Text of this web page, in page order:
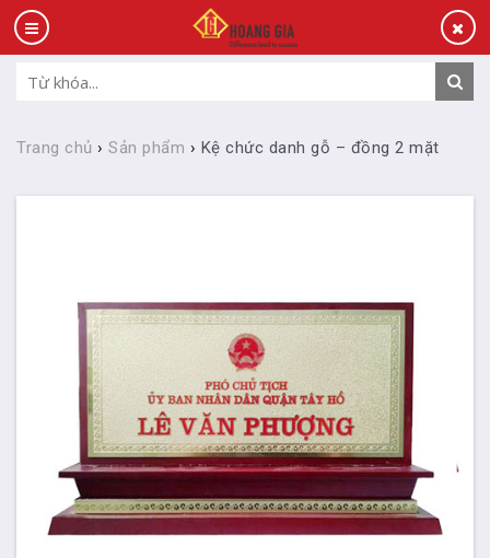
Trang chủ › Sản phẩm › Kệ chức danh gỗ – đồng 2 mặt